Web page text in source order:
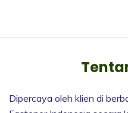
Dipercaya oleh klien di